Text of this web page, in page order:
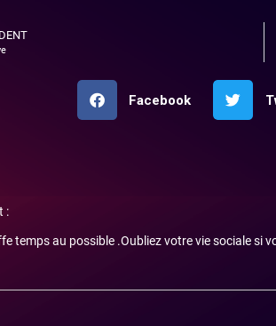
Facebook
:
temps au possible .Oubliez votre vie sociale si